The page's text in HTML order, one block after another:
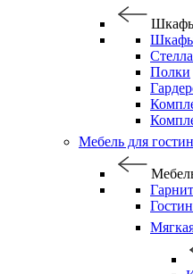
Полки
Мебель для